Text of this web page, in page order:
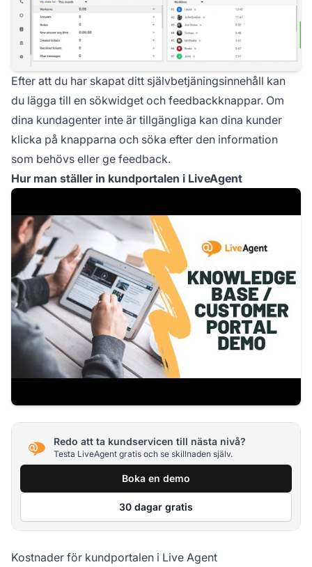
Efter att du har skapat ditt självbetjäningsinnehåll kan
du lägga till en sökwidget och feedbackknappar. Om
dina kundagenter inte är tillgängliga kan dina kunder
klicka på knapparna och söka efter den information
som behövs eller ge feedback.
Hur man ställer in kundportalen i LiveAgent
Redo att ta kundservicen till nästa nivå?
Testa LiveAgent gratis och se skillnaden själv.
Boka en demo
30 dagar gratis
Kostnader för kundportalen i Live Agent